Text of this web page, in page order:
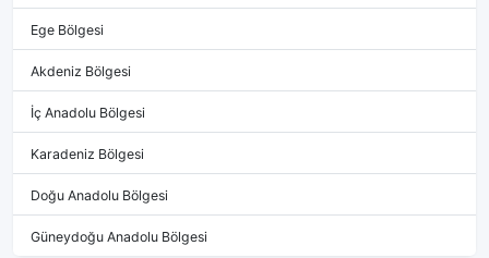
Ege Bölgesi
Akdeniz Bölgesi
İç Anadolu Bölgesi
Karadeniz Bölgesi
Doğu Anadolu Bölgesi
Güneydoğu Anadolu Bölgesi